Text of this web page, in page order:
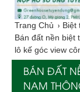
Trang Chủ
Biệt
Bán đất nền biệt
lô kế góc view
BÁN ĐẤT
NAM